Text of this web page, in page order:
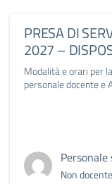
PRESA DI
2027 –
Modalità e orari per
personale docente e
Non docente